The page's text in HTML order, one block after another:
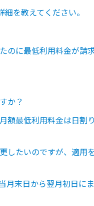
を教えてください。
のに最低利用料金が請
か？
額最低利用料金は日割
したいのですが、適用
月末日から翌月初日に